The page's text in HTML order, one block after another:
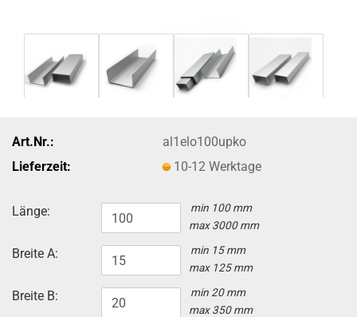
Art.Nr.:
al1elo100upko
Lieferzeit:
10-12 Werktage
Länge:
min 100 mm
max 3000 mm
Breite A:
min 15 mm
max 125 mm
Breite B:
min 20 mm
max 350 mm